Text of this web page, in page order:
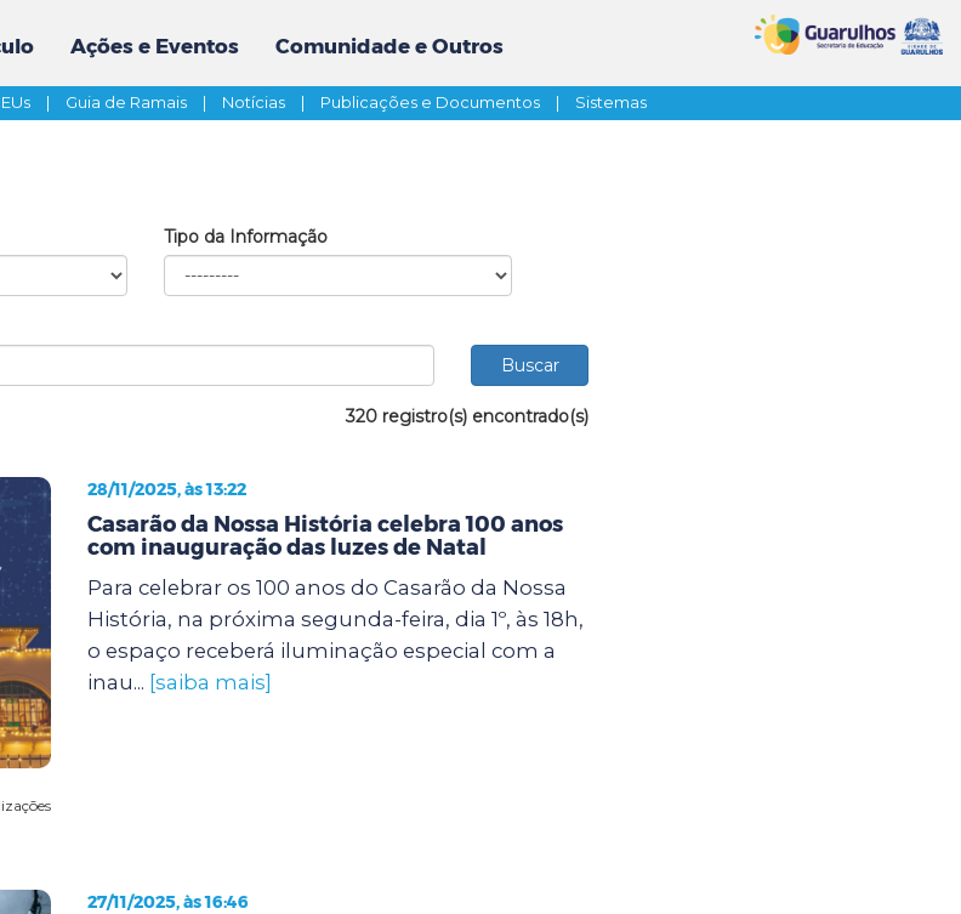
Ações e Eventos Comunidade e Outros
| Guia de Ramais | Notícias | Publicações e Documentos | Sistemas
Tipo da Informação
320 registro(s) encontrado(s)
28/11/2025, às 13:22
Casarão da Nossa História celebra 100 anos
com inauguração das luzes de Natal
Para celebrar os 100 anos do Casarão da Nossa
História, na próxima segunda-feira, dia 1º, às 18h,
o espaço receberá iluminação especial com a
inau... [saiba mais]
27/11/2025, às 16:46